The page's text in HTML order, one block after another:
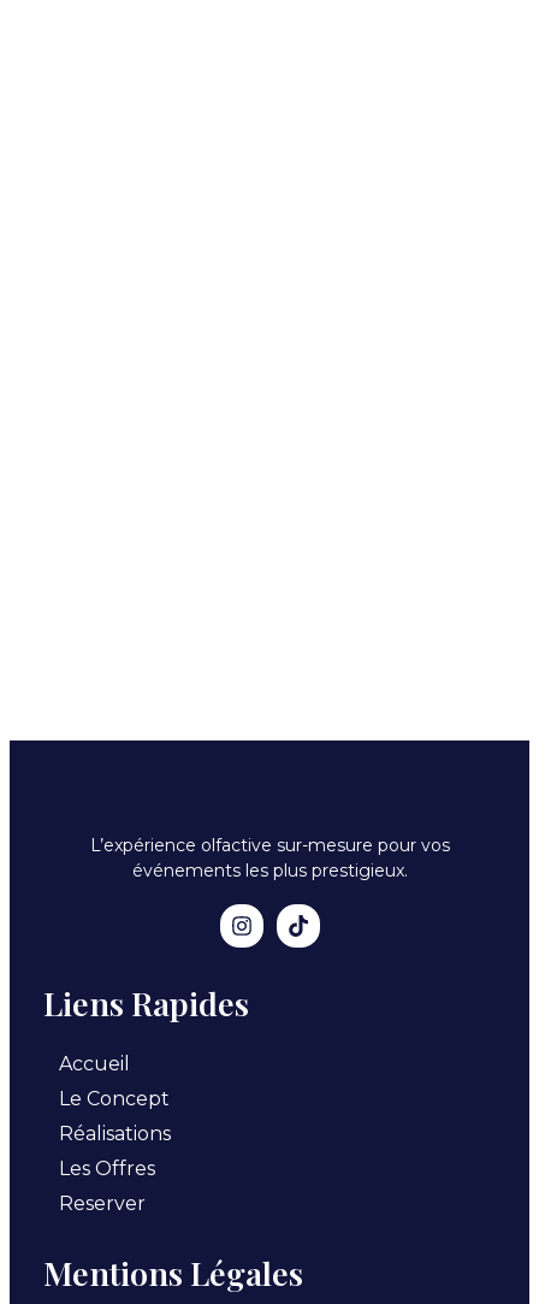
L’expérience olfactive sur-mesure pour vos
événements les plus prestigieux.
Liens Rapides
Accueil
Le Concept
Réalisations
Les Offres
Reserver
Mentions Légales